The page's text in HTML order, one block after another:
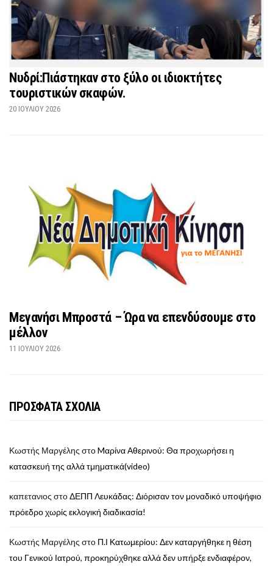
Νυδρί:Πιάστηκαν στο ξύλο οι ιδιοκτήτες
τουριστικών σκαφών.
20 ΙΟΥΛΊΟΥ 2026
Μεγανήσι Μπροστά – Ώρα να επενδύσουμε στο
μέλλον
11 ΙΟΥΛΊΟΥ 2026
ΠΡΟΣΦΑΤΑ ΣΧΟΛΙΑ
Κωστής Μαργέλης στοMαρίνα Αθερινού: Θα προχωρήσει η
κατασκευή της αλλά τμηματικά(video)
καπετανιος στοΔΕΠΠ Λευκάδας: Διόρισαν τον μοναδικό υποψήφιο
πρόεδρο χωρίς εκλογική διαδικασία!
Κωστής Μαργέλης στο Π.Ι Κατωμερίου: Δεν καταργήθηκε η θέση
του Γενικού Ιατρού, προκηρύχθηκε αλλά δεν υπήρξε ενδιαφέρον,